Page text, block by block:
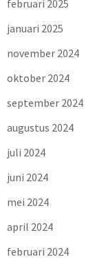
februari 2025
januari 2025
november 2024
oktober 2024
september 2024
augustus 2024
juli 2024
juni 2024
mei 2024
april 2024
februari 2024